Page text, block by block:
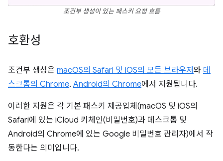
조건부 생성이 있는 패스키 요청 흐름
호환성
조건부 생성은 macOS의 Safari 및 iOS의 모든 브라우저와 데
스크톱의 Chrome, Android의 Chrome에서 지원됩니다.
이러한 지원은 각 기본 패스키 제공업체(macOS 및 iOS의
Safari에 있는 iCloud 키체인(비밀번호)과 데스크톱 및
Android의 Chrome에 있는 Google 비밀번호 관리자)에서 작
동한다는 의미입니다.